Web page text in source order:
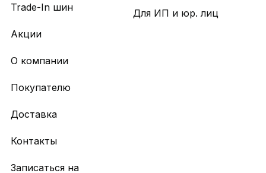
Trade-In шин
Акции
Для ИП и юр. лиц
О компании
Покупателю
Доставка
Контакты
Записаться на